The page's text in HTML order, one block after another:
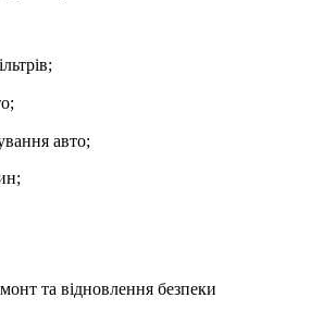
⠀
⠀
авто; ⠀
та відновлення безпеки